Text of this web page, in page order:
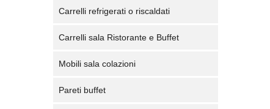
Carrelli refrigerati o riscaldati
Carrelli sala Ristorante e Buffet
Mobili sala colazioni
Pareti buffet